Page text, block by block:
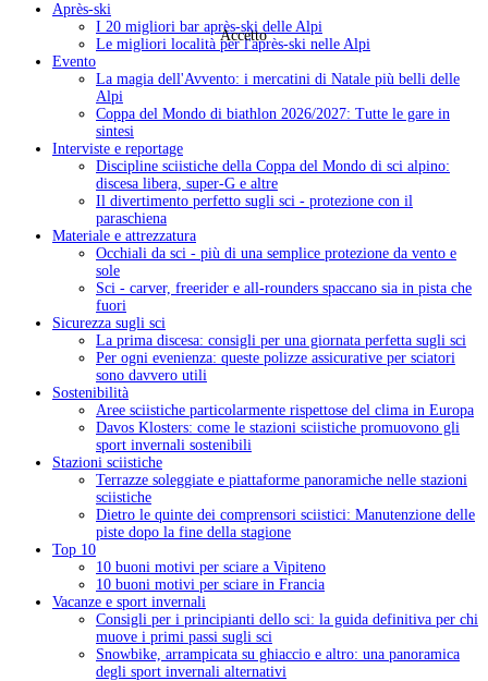
Accetto
Après-ski
I 20 migliori bar après-ski delle Alpi
Le migliori località per l'après-ski nelle Alpi
Evento
La magia dell'Avvento: i mercatini di Natale più belli delle
Alpi
Coppa del Mondo di biathlon 2026/2027: Tutte le gare in
sintesi
Interviste e reportage
Discipline sciistiche della Coppa del Mondo di sci alpino:
discesa libera, super-G e altre
Il divertimento perfetto sugli sci - protezione con il
paraschiena
Materiale e attrezzatura
Occhiali da sci - più di una semplice protezione da vento e
sole
Sci - carver, freerider e all-rounders spaccano sia in pista che
fuori
Sicurezza sugli sci
La prima discesa: consigli per una giornata perfetta sugli sci
Per ogni evenienza: queste polizze assicurative per sciatori
sono davvero utili
Sostenibilità
Aree sciistiche particolarmente rispettose del clima in Europa
Davos Klosters: come le stazioni sciistiche promuovono gli
sport invernali sostenibili
Stazioni sciistiche
Terrazze soleggiate e piattaforme panoramiche nelle stazioni
sciistiche
Dietro le quinte dei comprensori sciistici: Manutenzione delle
piste dopo la fine della stagione
Top 10
10 buoni motivi per sciare a Vipiteno
10 buoni motivi per sciare in Francia
Vacanze e sport invernali
Consigli per i principianti dello sci: la guida definitiva per chi
muove i primi passi sugli sci
Snowbike, arrampicata su ghiaccio e altro: una panoramica
degli sport invernali alternativi